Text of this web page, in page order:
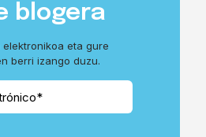
blogera
eta gure
berri izango duzu.